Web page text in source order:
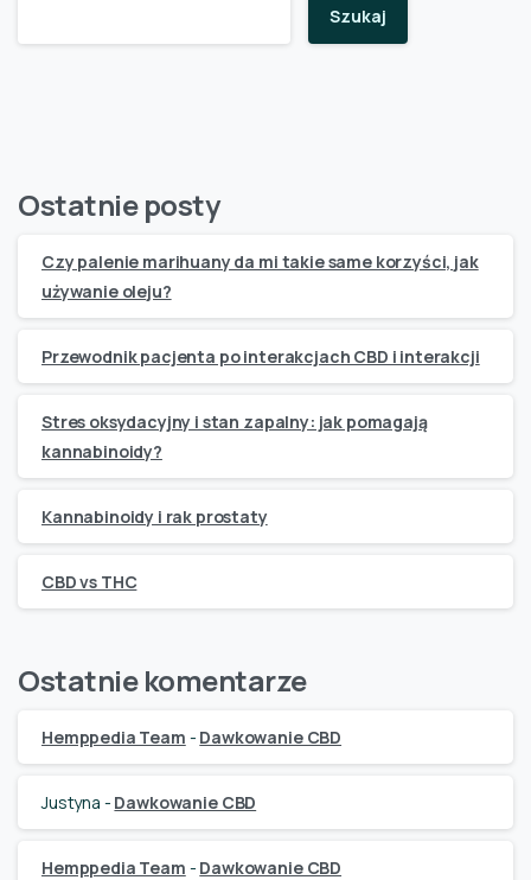
Szukaj
Ostatnie posty
Czy palenie marihuany da mi takie same korzyści, jak
używanie oleju?
Przewodnik pacjenta po interakcjach CBD i interakcji
Stres oksydacyjny i stan zapalny: jak pomagają
kannabinoidy?
Kannabinoidy i rak prostaty
CBD vs THC
Ostatnie komentarze
Hemppedia Team - Dawkowanie CBD
Justyna - Dawkowanie CBD
Hemppedia Team - Dawkowanie CBD